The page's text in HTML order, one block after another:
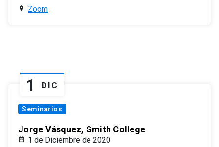
Zoom
1 DIC
Seminarios
Jorge Vásquez, Smith College
1 de Diciembre de 2020